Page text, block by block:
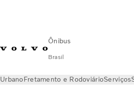
Ônibus
Brasil
UrbanoFretamento e RodoviárioServiços